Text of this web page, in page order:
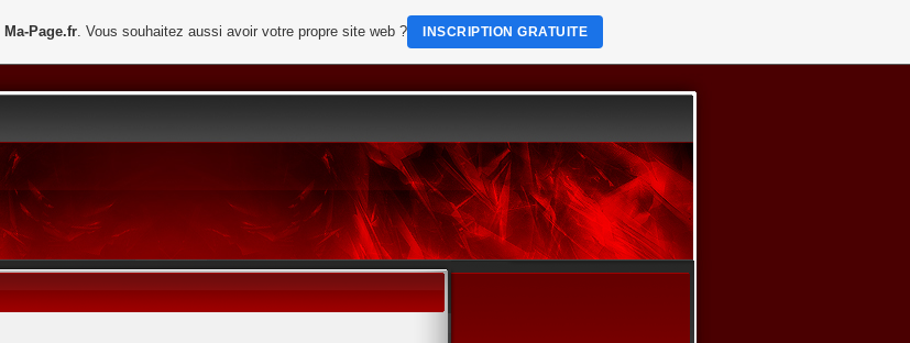
Ma-Page.fr. Vous souhaitez aussi avoir votre propre site web ? INSCRIPTION GRATUITE